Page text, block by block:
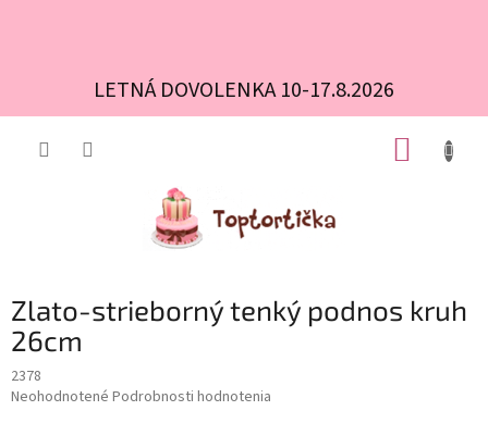
LETNÁ DOVOLENKA 10-17.8.2026
Zlato-strieborný tenký podnos kruh
26cm
2378
Priemerné
Neohodnotené Podrobnosti hodnotenia